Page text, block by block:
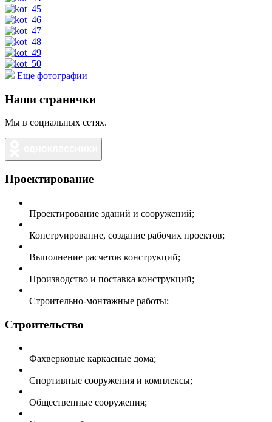
Еще фотографии
Наши странички
Мы в социальных сетях.
Проектирование
Проектирование зданий и сооружений;
Конструирование, создание рабочих проектов;
Выполнение расчетов конструкций;
Производство и поставка конструкций;
Строительно-монтажные работы;
Строительство
Фахверковые каркасные дома;
Спортивные сооружения и комплексы;
Общественные сооружения;